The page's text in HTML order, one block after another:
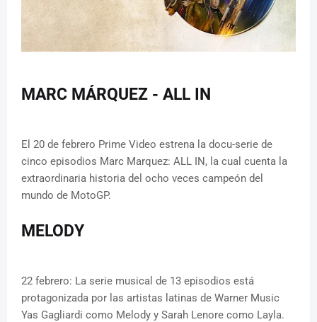
MARC MÁRQUEZ - ALL IN
El 20 de febrero Prime Video estrena la docu-serie de
cinco episodios Marc Marquez: ALL IN, la cual cuenta la
extraordinaria historia del ocho veces campeón del
mundo de MotoGP.
MELODY
22 febrero: La serie musical de 13 episodios está
protagonizada por las artistas latinas de Warner Music
Yas Gagliardi como Melody y Sarah Lenore como Layla.